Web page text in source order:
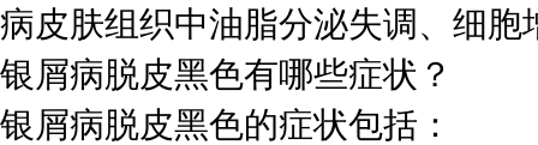
病皮肤组织中油脂分泌失调、细
银屑病脱皮黑色有哪些症状？
银屑病脱皮黑色的症状包括：